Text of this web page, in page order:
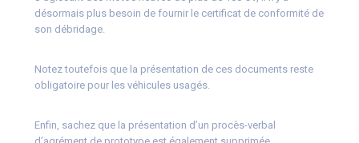
désormais plus besoin de fournir le certificat de conformité de
son débridage.
Notez toutefois que la présentation de ces documents reste
obligatoire pour les véhicules usagés.
Enfin, sachez que la présentation d’un procès-verbal